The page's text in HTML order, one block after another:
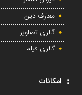
معارف دین
گالری تصاویر
گالری فیلم
امکانات